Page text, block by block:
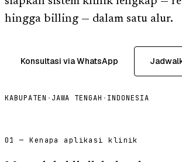
hingga billing — dalam satu alur.
Konsultasi via WhatsApp
KABUPATEN · JAWA TENGAH · INDONESIA
01 — Kenapa aplikasi klinik